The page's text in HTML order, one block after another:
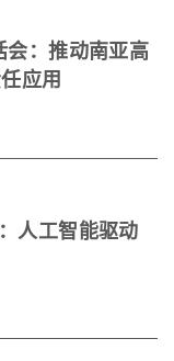
会：推动南亚高
应用
人工智能驱动